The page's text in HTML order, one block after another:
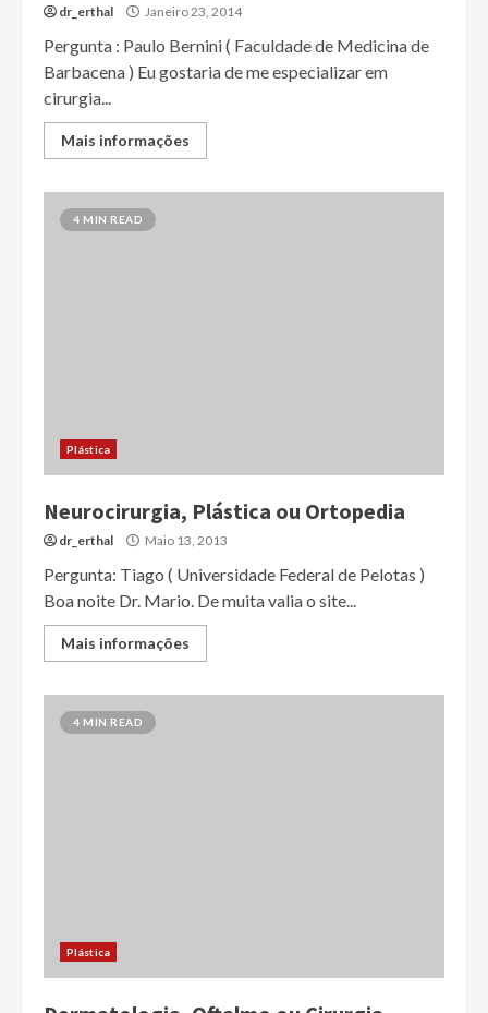
dr_erthal Janeiro 23, 2014
Pergunta : Paulo Bernini ( Faculdade de Medicina de
Barbacena ) Eu gostaria de me especializar em
cirurgia...
Mais informações
4 MIN READ
Plástica
Neurocirurgia, Plástica ou Ortopedia
dr_erthal Maio 13, 2013
Pergunta: Tiago ( Universidade Federal de Pelotas )
Boa noite Dr. Mario. De muita valia o site...
Mais informações
4 MIN READ
Plástica